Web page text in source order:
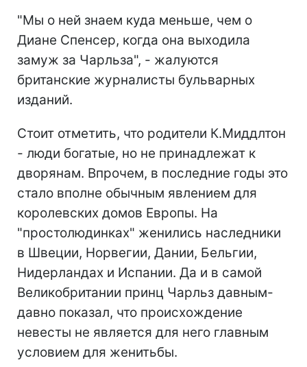
"Мы о ней знаем куда меньше, чем о
Диане Спенсер, когда она выходила
замуж за Чарльза", - жалуются
британские журналисты бульварных
изданий.
Стоит отметить, что родители К.Миддлтон
- люди богатые, но не принадлежат к
дворянам. Впрочем, в последние годы это
стало вполне обычным явлением для
королевских домов Европы. На
"простолюдинках" женились наследники
в Швеции, Норвегии, Дании, Бельгии,
Нидерландах и Испании. Да и в самой
Великобритании принц Чарльз давным-
давно показал, что происхождение
невесты не является для него главным
условием для женитьбы.